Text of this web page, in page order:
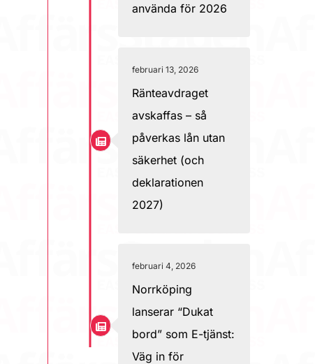
använda för 2026
februari 13, 2026
Ränteavdraget
avskaffas – så
påverkas lån utan
säkerhet (och
deklarationen
2027)
februari 4, 2026
Norrköping
lanserar “Dukat
bord” som E-tjänst:
Väg in för